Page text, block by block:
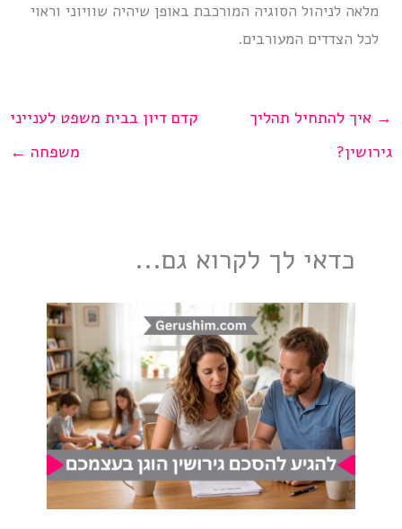
מלאה לניהול הסוגיה המורכבת באופן שיהיה שוויוני וראוי
לכל הצדדים המעורבים.
קדם דיון בבית משפט לענייני
משפחה ←
→ איך להתחיל תהליך
גירושין?
כדאי לך לקרוא גם...